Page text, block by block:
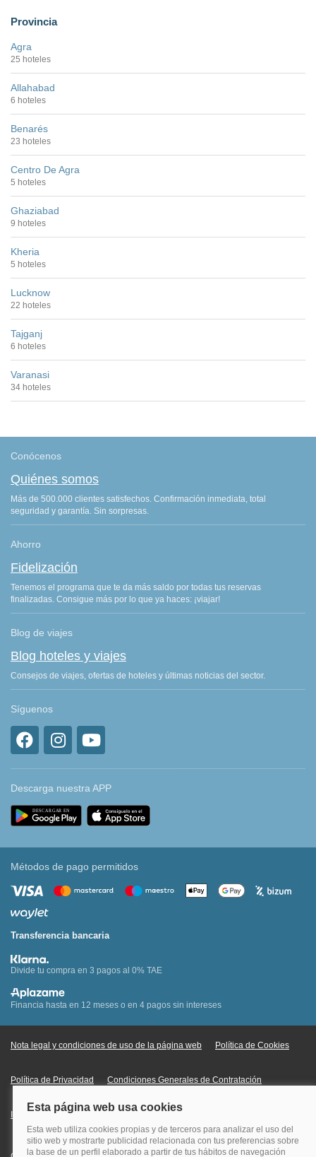
Provincia
Agra
25 hoteles
Allahabad
6 hoteles
Benarés
23 hoteles
Centro De Agra
5 hoteles
Ghaziabad
9 hoteles
Kheria
5 hoteles
Lucknow
22 hoteles
Tajganj
6 hoteles
Varanasi
34 hoteles
Conócenos
Quiénes somos
Más de 500.000 clientes satisfechos. Confirmación inmediata, total
seguridad y garantía. Sin sorpresas.
Ahorro
Fidelización
Tenemos el programa que te da más saldo por todas tus reservas
finalizadas. Consigue más por lo que ya haces: ¡viajar!
Blog de viajes
Blog hoteles y viajes
Consejos de viajes, ofertas de hoteles y últimas noticias del sector.
Síguenos
Descarga nuestra APP
Métodos de pago permitidos
Transferencia bancaria
Divide tu compra en 3 pagos al 0% TAE
Financia hasta en 12 meses o en 4 pagos sin intereses
Nota legal y condiciones de uso de la página web Política de Cookies
Política de Privacidad Condiciones Generales de Contratación
Información Legal sobre Mercados en Línea